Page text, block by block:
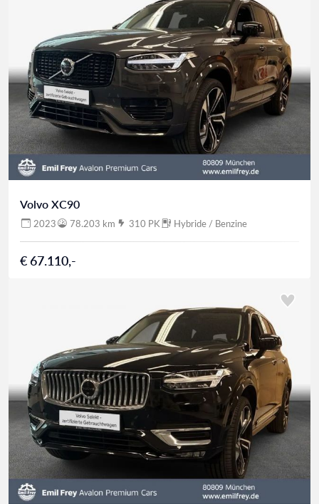
Volvo XC90
2023 78.203 km 310 PK Hybride / Benzine
€ 67.110,-